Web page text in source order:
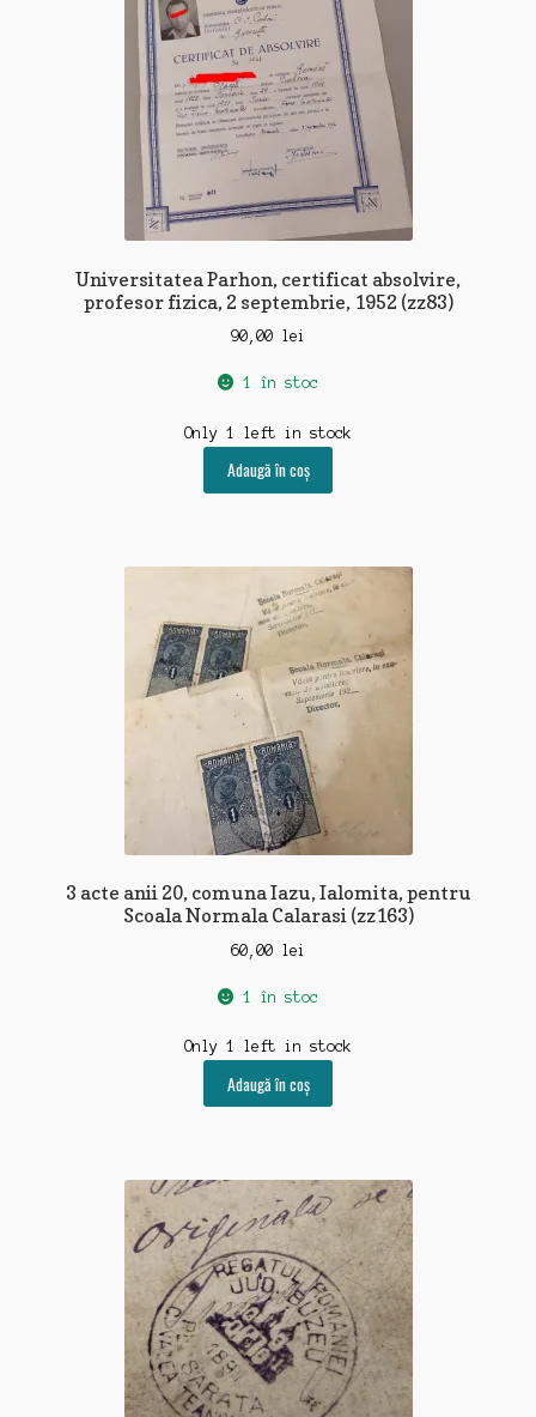
Universitatea Parhon, certificat absolvire,
profesor fizica, 2 septembrie, 1952 (zz83)
90,00 lei
1 în stoc
Only 1 left in stock
Adaugă în coș
3 acte anii 20, comuna Iazu, Ialomita, pentru
Scoala Normala Calarasi (zz163)
60,00 lei
1 în stoc
Only 1 left in stock
Adaugă în coș